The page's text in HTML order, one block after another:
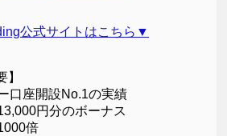
公式サイトはこちら▼
】
口座開設No.1の実績
円分のボーナス
倍